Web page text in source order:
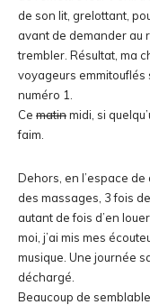
de son lit, grelottant,
avant de demander au
trembler. Résultat, ma
voyageurs emmitouflés
numéro 1.
Ce matinmidi, si
faim.
Dehors, en l’espace de
des massages, 3 fois
autant de fois d’en
moi, j’ai mis mes
musique. Une journée
déchargé.
Beaucoup de